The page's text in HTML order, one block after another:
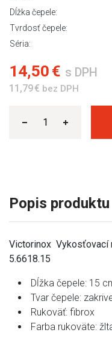
Dĺžka čepele:
Tvrdosť čepele:
Séria:
14,50 € s DPH
11,79 € bez DPH
Popis produktu
Victorinox Vykosťovací
5.6618.15
Dĺžka čepele: 15
Tvar čepele:
Rukoväť: fibrox
Farba rukoväte: